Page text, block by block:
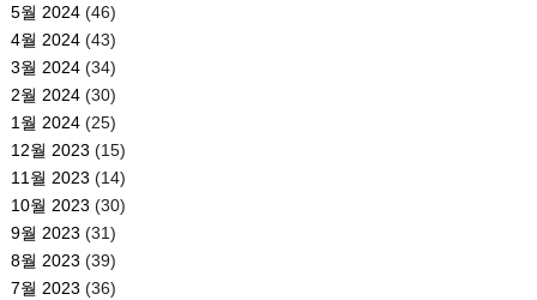
5월 2024(46)
4월 2024(43)
3월 2024(34)
2월 2024(30)
1월 2024(25)
12월 2023 (15)
11월 2023 (14)
10월 2023 (30)
9월 2023 (31)
8월 2023 (39)
7월 2023 (36)